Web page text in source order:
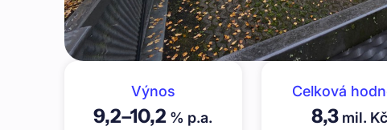
Výnos
9,2–10,2 % p.a.
Celková
8,3 mil. Kč